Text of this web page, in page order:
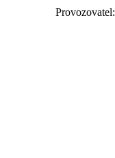
Provozovatel: